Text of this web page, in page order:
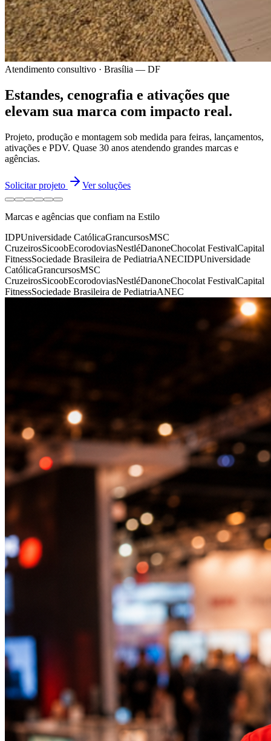
Atendimento consultivo · Brasília — DF
Estandes, cenografia e ativações que
elevam sua marca com impacto real.
Projeto, produção e montagem sob medida para feiras, lançamentos,
ativações e PDV. Quase 30 anos atendendo grandes marcas e
agências.
Solicitar projeto Ver soluções
Marcas e agências que confiam na Estilo
IDPUniversidade CatólicaGrancursosMSC
CruzeirosSicoobEcorodoviasNestléDanoneChocolat FestivalCapital
FitnessSociedade Brasileira de PediatriaANECIDPUniversidade
CatólicaGrancursosMSC
CruzeirosSicoobEcorodoviasNestléDanoneChocolat FestivalCapital
FitnessSociedade Brasileira de PediatriaANEC